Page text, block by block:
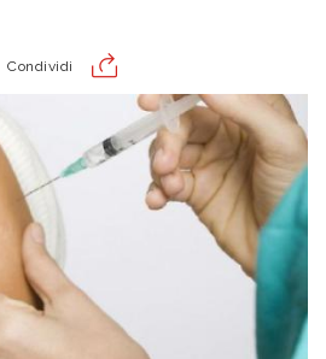
Condividi